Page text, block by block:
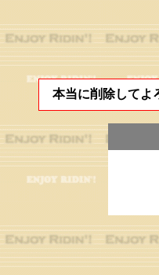
本当に削除してよ